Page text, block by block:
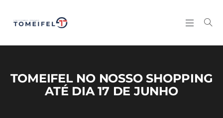
TOMEIFEL NO NOSSO SHOPPING
ATÉ DIA 17 DE JUNHO